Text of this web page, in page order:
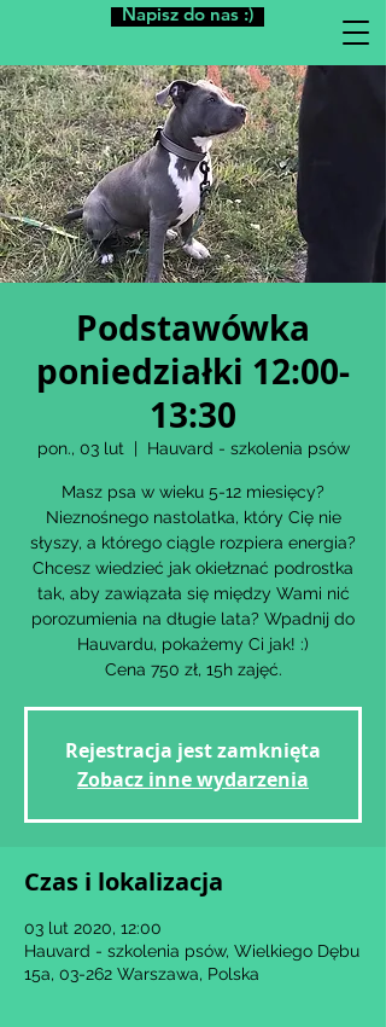
Napisz do nas :)
Podstawówka
poniedziałki 12:00-
13:30
pon., 03 lut
  |
Hauvard - szkolenia psów
Masz psa w wieku 5-12 miesięcy?
Nieznośnego nastolatka, który Cię nie
słyszy, a którego ciągle rozpiera energia?
Chcesz wiedzieć jak okiełznać podrostka
tak, aby zawiązała się między Wami nić
porozumienia na długie lata? Wpadnij do
Hauvardu, pokażemy Ci jak! :)
Cena 750 zł, 15h zajęć.
Rejestracja jest zamknięta
Zobacz inne wydarzenia
Czas i lokalizacja
03 lut 2020, 12:00
Hauvard - szkolenia psów, Wielkiego Dębu
15a, 03-262 Warszawa, Polska